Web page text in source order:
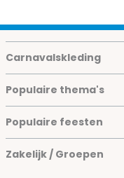
Carnavalskleding
Populaire thema's
Populaire feesten
Zakelijk / Groepen